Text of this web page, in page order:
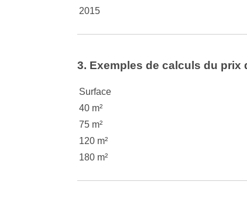
2015
3. Exemples de calculs du prix
Surface
40 m²
75 m²
120 m²
180 m²